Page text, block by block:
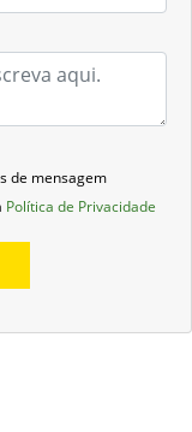
de mensagem
Política de Privacidade